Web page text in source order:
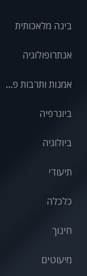
בינה מלאכותית
אנתרופולוגיה
אמנות ותרבות פופולרית
ביוגרפיה
ביולוגיה
תיעודי
כלכלה
חינוך
מיעוטים